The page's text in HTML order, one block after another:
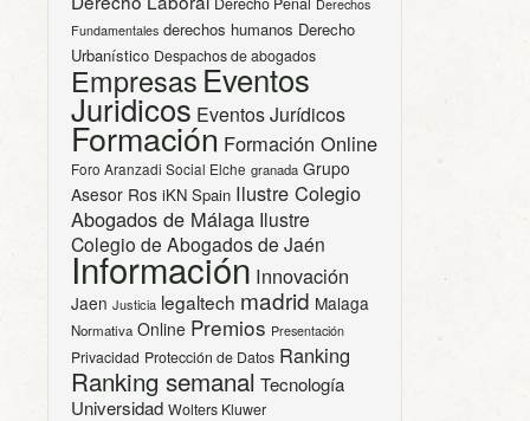
Derechos
Fundamentales derechos humanos Derecho
Urbanístico Despachos de abogados
Empresas Eventos
Juridicos Eventos Jurídicos
Formación Formación Online
Foro Aranzadi Social Elche granada Grupo
Asesor Ros iKN Spain Ilustre Colegio
Abogados de Málaga Ilustre
Colegio de Abogados de Jaén
Información Innovación
Jaen Justicia legaltech madrid Malaga
Normativa Online Premios Presentación
Privacidad Protección de Datos Ranking
Ranking semanal Tecnología
Universidad Wolters Kluwer